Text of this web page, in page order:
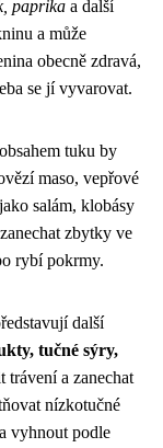
paprika a další
a může
obecně zdravá,
se jí vyvarovat.
tuku by
maso, vepřové
salám, klobásy
zbytky ve
rybí pokrmy.
další
tučné sýry,
trávení a zanechat
nízkotučné
vyhnout podle